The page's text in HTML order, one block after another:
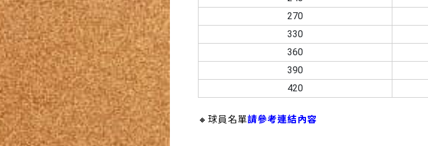
270
330
360
390
420
🔸球員名單請參考連結內容